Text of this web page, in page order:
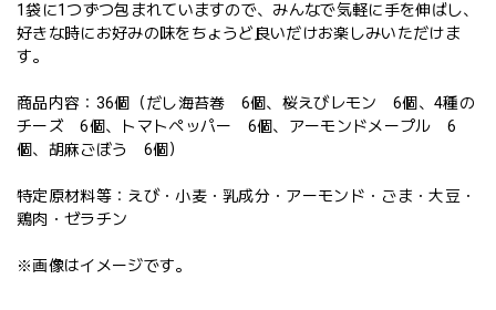
1袋に1つずつ包まれていますので、みんなで気軽に手を伸ばし、
好きな時にお好みの味をちょうど良いだけお楽しみいただけま
す。
商品内容：36個（だし海苔巻 6個、桜えびレモン 6個、4種の
チーズ 6個、トマトペッパー 6個、アーモンドメープル 6
個、胡麻ごぼう 6個）
特定原材料等：えび・小麦・乳成分・アーモンド・ごま・大豆・
鶏肉・ゼラチン
※画像はイメージです。